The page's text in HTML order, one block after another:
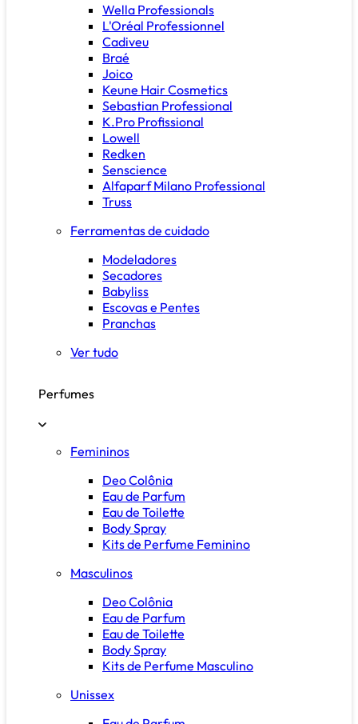
Wella Professionals
L'Oréal Professionnel
Cadiveu
Braé
Joico
Keune Hair Cosmetics
Sebastian Professional
K.Pro Profissional
Lowell
Redken
Senscience
Alfaparf Milano Professional
Truss
Ferramentas de cuidado
Modeladores
Secadores
Babyliss
Escovas e Pentes
Pranchas
Ver tudo
Perfumes
Femininos
Deo Colônia
Eau de Parfum
Eau de Toilette
Body Spray
Kits de Perfume Feminino
Masculinos
Deo Colônia
Eau de Parfum
Eau de Toilette
Body Spray
Kits de Perfume Masculino
Unissex